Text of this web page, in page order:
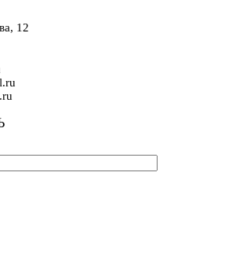
12